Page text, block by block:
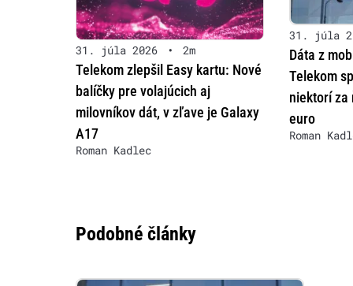
31. júla 2026 • 2m
Telekom zlepšil Easy kartu: Nové
balíčky pre volajúcich aj
milovníkov dát, v zľave je Galaxy
A17
Roman Kadlec
31. júla
Dáta z
Telekom
niektorí za
euro
Roman
Podobné články